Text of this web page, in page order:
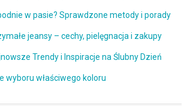
w pasie? Sprawdzone metody i porady
jeansy – cechy, pielęgnacja i zakupy
Trendy i Inspiracje na Ślubny Dzień
wyboru właściwego koloru